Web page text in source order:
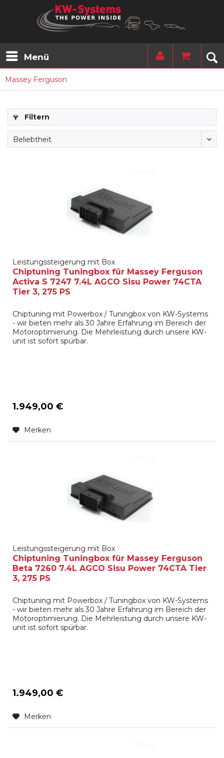
Menü
Massey Ferguson
Filtern
Leistungssteigerung mit Box
Chiptuning Tuningbox für Massey Ferguson
Activa S 7247 7.4L AGCO Sisu Power 74CTA
Tier 3, 275 PS
Chiptuning mit Powerbox / Tuningbox von KW-Systems
- wir bieten mehr als 30 Jahre Erfahrung im Bereich der
Motoroptimierung. Die Mehrleistung durch unsere KW-
unit ist sofort spürbar.
1.949,00 €
Merken
Leistungssteigerung mit Box
Chiptuning Tuningbox für Massey Ferguson
Beta 7260 7.4L AGCO Sisu Power 74CTA Tier
3, 275 PS
Chiptuning mit Powerbox / Tuningbox von KW-Systems
- wir bieten mehr als 30 Jahre Erfahrung im Bereich der
Motoroptimierung. Die Mehrleistung durch unsere KW-
unit ist sofort spürbar.
1.949,00 €
Merken